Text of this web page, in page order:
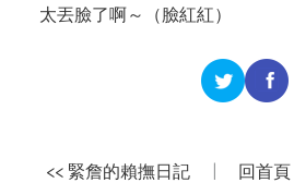
太丟臉了啊～（臉紅紅）
<< 緊詹的賴撫日記 回首頁